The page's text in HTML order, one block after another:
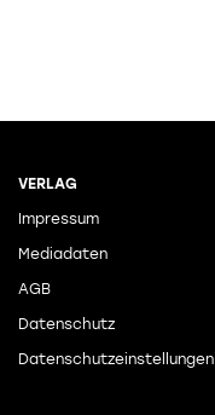
VERLAG
Impressum
Mediadaten
AGB
Datenschutz
Datenschutzeinstellungen